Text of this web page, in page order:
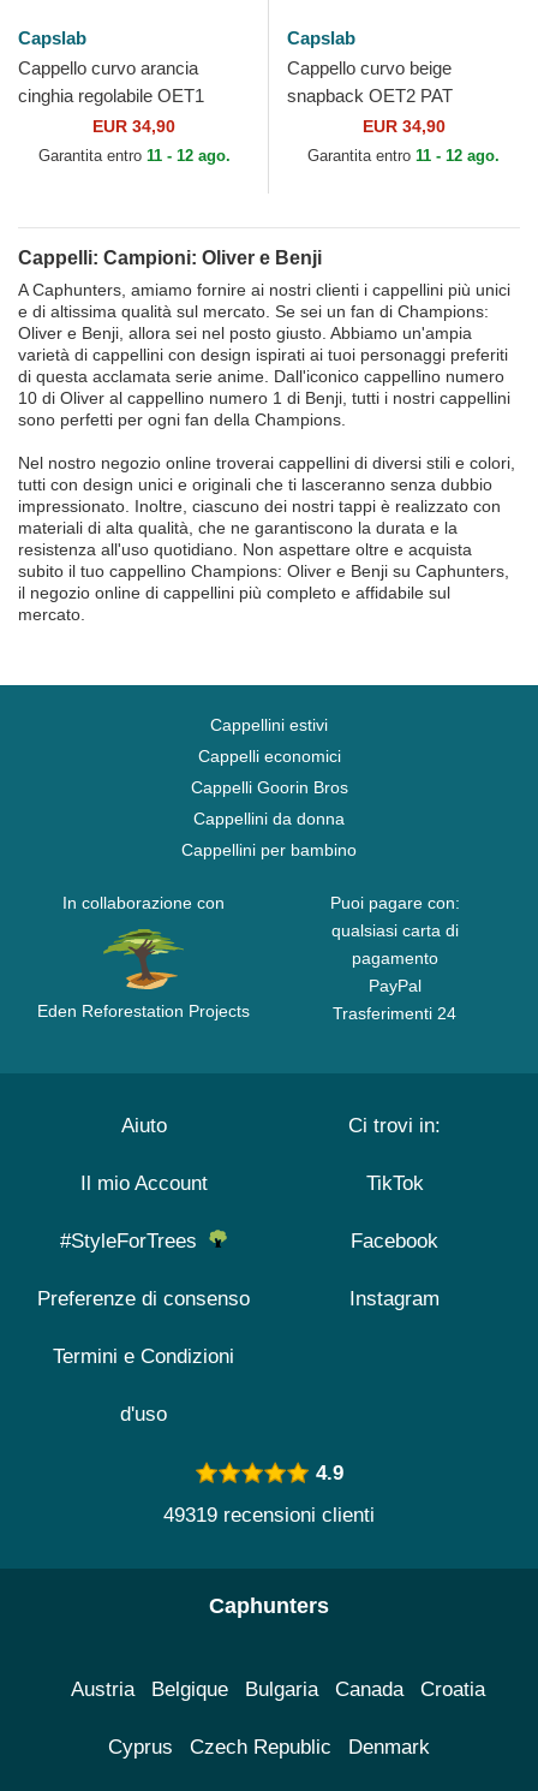
Capslab
Cappello curvo arancia
cinghia regolabile OET1
PRIB Campeones: Oliver
Hutton Campioni: Oliver e...
EUR 34,90
Garantita entro 11 - 12 ago.
Capslab
Cappello curvo beige
snapback OET2 PAT
Campeones: Holly Hutton
Campioni: Oliver e Benji di
EUR 34,90
Garantita entro 11 - 12 ago.
Cappelli: Campioni: Oliver e Benji
A Caphunters, amiamo fornire ai nostri clienti i cappellini più unici
e di altissima qualità sul mercato. Se sei un fan di Champions:
Oliver e Benji, allora sei nel posto giusto. Abbiamo un'ampia
varietà di cappellini con design ispirati ai tuoi personaggi preferiti
di questa acclamata serie anime. Dall'iconico cappellino numero
10 di Oliver al cappellino numero 1 di Benji, tutti i nostri cappellini
sono perfetti per ogni fan della Champions.
Nel nostro negozio online troverai cappellini di diversi stili e colori,
tutti con design unici e originali che ti lasceranno senza dubbio
impressionato. Inoltre, ciascuno dei nostri tappi è realizzato con
materiali di alta qualità, che ne garantiscono la durata e la
resistenza all'uso quotidiano. Non aspettare oltre e acquista
subito il tuo cappellino Champions: Oliver e Benji su Caphunters,
il negozio online di cappellini più completo e affidabile sul
mercato.
Cappellini estivi
Cappelli economici
Cappelli Goorin Bros
Cappellini da donna
Cappellini per bambino
In collaborazione con
Eden Reforestation Projects
Puoi pagare con:
qualsiasi carta di
pagamento
PayPal
Trasferimenti 24
Aiuto
Il mio Account
#StyleForTrees
Preferenze di consenso
Termini e Condizioni
d'uso
Ci trovi in:
TikTok
Facebook
Instagram
4.9
49319 recensioni clienti
Caphunters
Austria Belgique Bulgaria Canada Croatia
Cyprus Czech Republic Denmark